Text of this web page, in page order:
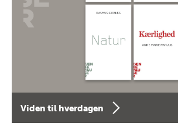
Viden til hverdagen